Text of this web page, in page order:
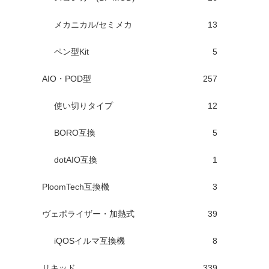
メカニカル/セミメカ 13
ペン型Kit 5
AIO・POD型 257
使い切りタイプ 12
BORO互換 5
dotAIO互換 1
PloomTech互換機 3
ヴェポライザー・加熱式 39
iQOSイルマ互換機 8